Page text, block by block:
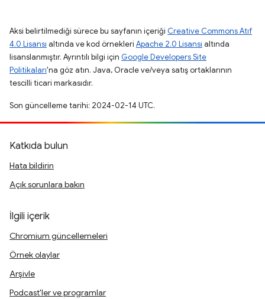
Aksi belirtilmediği sürece bu sayfanın içeriği Creative Commons Atıf
4.0 Lisansı altında ve kod örnekleri Apache 2.0 Lisansı altında
lisanslanmıştır. Ayrıntılı bilgi için Google Developers Site
Politikaları'na göz atın. Java, Oracle ve/veya satış ortaklarının
tescilli ticari markasıdır.
Son güncelleme tarihi: 2024-02-14 UTC.
Katkıda bulun
Hata bildirin
Açık sorunlara bakın
İlgili içerik
Chromium güncellemeleri
Örnek olaylar
Arşivle
Podcast'ler ve programlar